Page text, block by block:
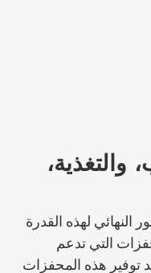
والتغذية،
النهائي لهذه القدرة
التي تدعم
توفير هذه المحفزات